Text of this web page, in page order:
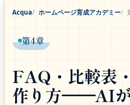
Acqua ホームページ育成アカデミー
第4章
FAQ・比較表
作り方──AIが